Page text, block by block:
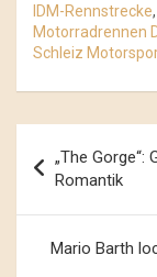
IDM-Rennstrecke,
Motorradrennen
Schleiz
Navigation
„The
Romantik
Mario Barth